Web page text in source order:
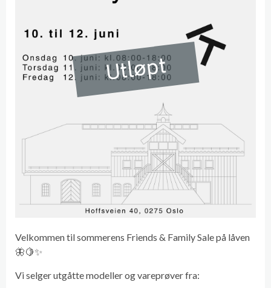
Utløpt
Velkommen til sommerens Friends & Family Sale på låven
🦋🍋✨
Vi selger utgåtte modeller og vareprøver fra: